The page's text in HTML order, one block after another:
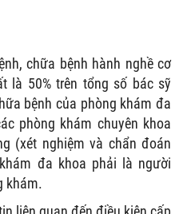
chữa bệnh hành nghề cơ
là 50% trên tổng số bác sỹ
bệnh của phòng khám đa
phòng khám chuyên khoa
(xét nghiệm và chẩn đoán
đa khoa phải là người
khám.